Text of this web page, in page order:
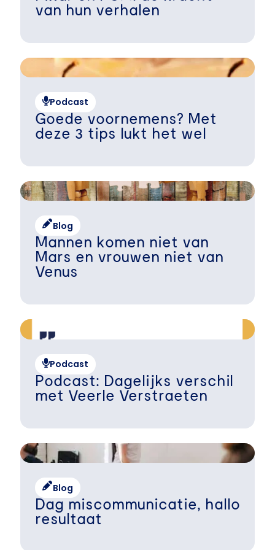
van hun verhalen
Podcast
Goede voornemens? Met
deze 3 tips lukt het wel
Blog
Mannen komen niet van
Mars en vrouwen niet van
Venus
Podcast
Podcast: Dagelijks verschil
met Veerle Verstraeten
Blog
Dag miscommunicatie, hallo
resultaat